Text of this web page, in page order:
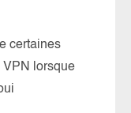
certaines
VPN lorsque